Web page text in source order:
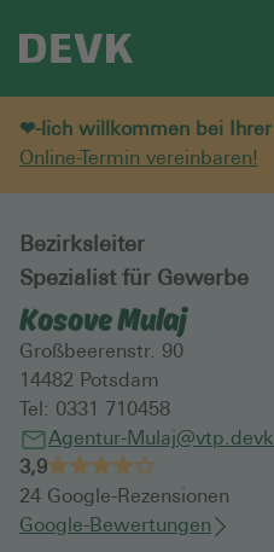
❤-lich willkommen bei Ihrer
Online-Termin vereinbaren!
Bezirksleiter
Spezialist für Gewerbe
Kosove Mulaj
Großbeerenstr. 90
14482 Potsdam
Tel: 0331 710458
Agentur-
3,9
24 Google-Rezensionen
Google-Bewertungen